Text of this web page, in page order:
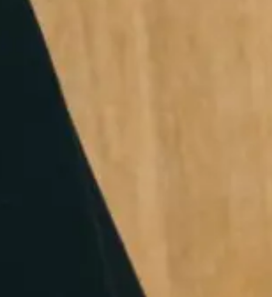
Was Dich in der
Weiterbildung
Ort:
Termin:
Investition: